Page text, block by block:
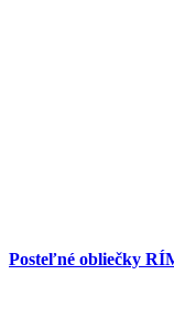
Posteľné obliečky